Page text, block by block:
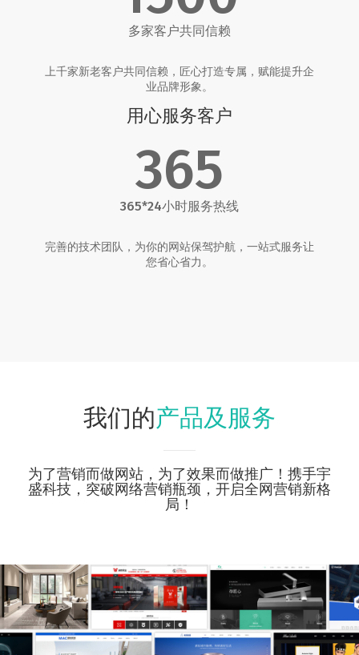
多家客户共同信赖
上千家新老客户共同信赖，匠心打造专属，赋能提升企
业品牌形象。
用心服务客户
365
365*24小时服务热线
完善的技术团队，为你的网站保驾护航，一站式服务让
您省心省力。
我们的产品及服务
为了营销而做网站，为了效果而做推广！携手宇
盛科技，突破网络营销瓶颈，开启全网营销新格
局！